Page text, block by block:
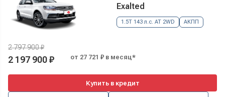
Exalted
1.5T 143 л.с. AT 2WD АКПП
2 797 900 ₽
2 197 900 ₽ от 27 721 ₽ в месяц*
Купить в кредит